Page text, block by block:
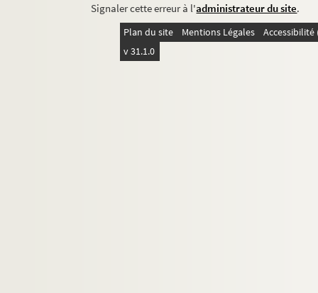
Signaler cette erreur à l'administrateur du site.
Plan du site Mentions Légales
v 31.1.0